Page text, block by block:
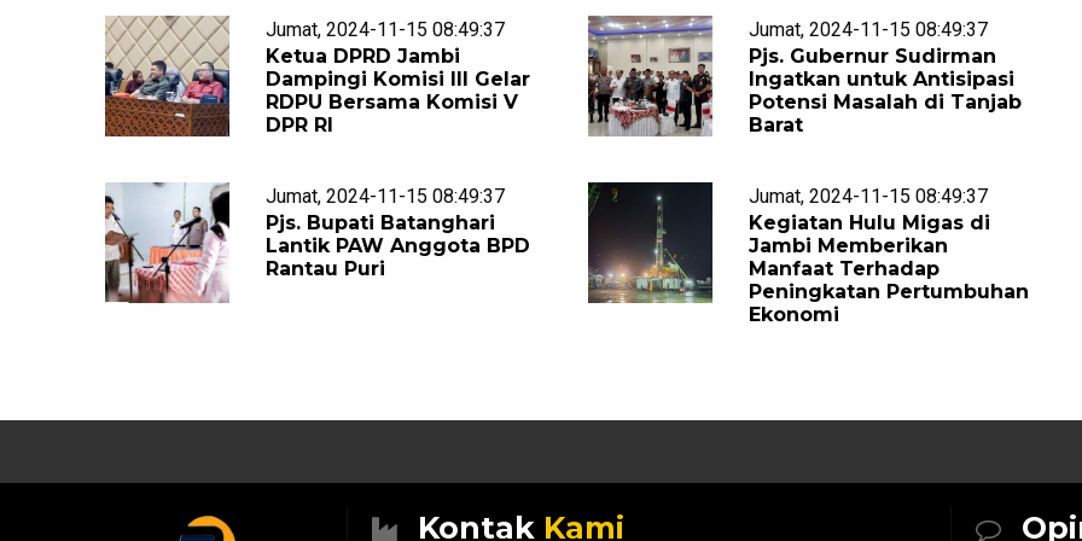
Jumat, 2024-11-15 08:49:37
Ketua DPRD Jambi
Dampingi Komisi III Gelar
RDPU Bersama Komisi V
DPR RI
Jumat, 2024-11-15 08:49:37
Pjs. Gubernur Sudirman
Ingatkan untuk Antisipasi
Potensi Masalah di Tanjab
Barat
Jumat, 2024-11-15 08:49:37
Pjs. Bupati Batanghari
Lantik PAW Anggota BPD
Rantau Puri
Jumat, 2024-11-15 08:49:37
Kegiatan Hulu Migas di
Jambi Memberikan
Manfaat Terhadap
Peningkatan Pertumbuhan
Ekonomi
Kontak Kami